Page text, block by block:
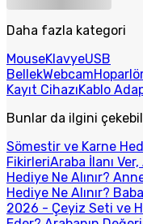
Daha fazla kategori
MouseKlavyeUSB
BellekWebcam
Kayıt CihazıKablo
Bunlar da ilgini
Sömestir ve Karne
FikirleriAraba İlanı Ver,
Hediye Ne Alınır?
Hediye Ne Alınır?
2026 - Çeyiz Seti ve